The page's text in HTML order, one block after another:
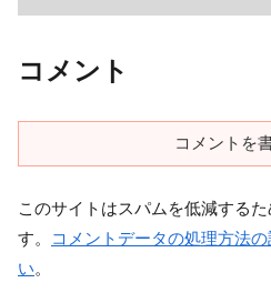
コメント
コメントを
このサイトはスパムを低減する
す。
コメントデータの処理方法
い。